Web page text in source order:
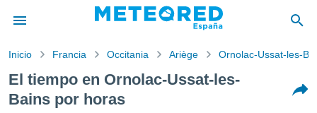
por
para
la
Inicio Francia Occitania Ariège Ornolac-Ussat-les-
El tiempo en Ornolac-Ussat-les-
Bains por horas